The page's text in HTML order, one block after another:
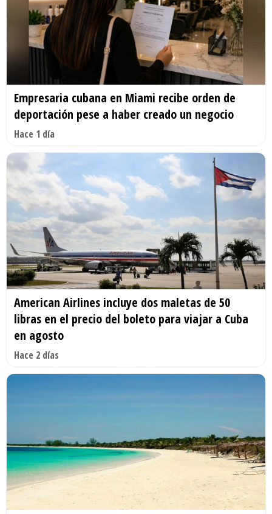
Empresaria cubana en Miami recibe orden de
deportación pese a haber creado un negocio
Hace 1 día
American Airlines incluye dos maletas de 50
libras en el precio del boleto para viajar a Cuba
en agosto
Hace 2 días